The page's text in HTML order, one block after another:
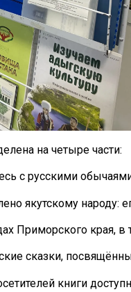
на четыре части:
с русскими
якутскому народу:
Приморского края, в
сказки,
книги